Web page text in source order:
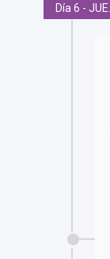
Día 6 - JUE.